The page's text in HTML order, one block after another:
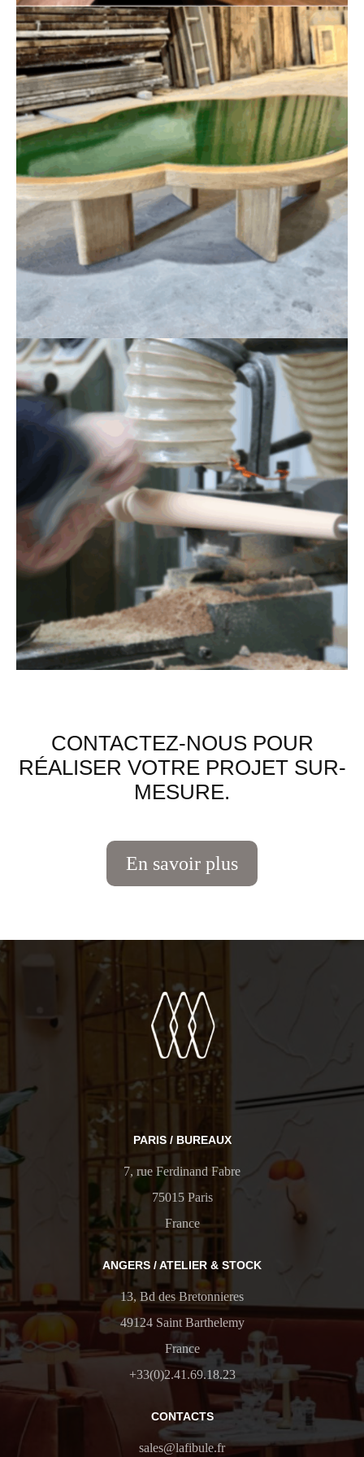
CONTACTEZ-NOUS POUR
RÉALISER VOTRE PROJET SUR-
MESURE.
En savoir plus
PARIS / BUREAUX
7, rue Ferdinand Fabre
75015 Paris
France
ANGERS / ATELIER & STOCK
13, Bd des Bretonnieres
49124 Saint Barthelemy
France
+33(0)2.41.69.18.23
CONTACTS
sales@lafibule.fr